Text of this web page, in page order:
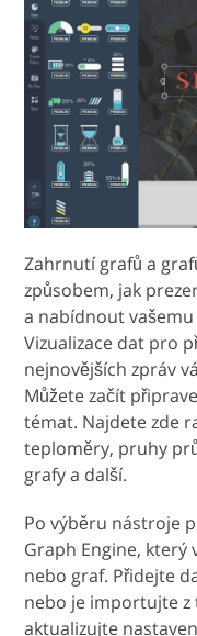
Zahrnutí grafů a
způsobem, jak
a nabídnout
Vizualizace dat pro
nejnovějších zpráv
Můžete začít
témat. Najdete zde
teploměry, pruhy
grafy a další.
Po výběru nástroje
Graph Engine,
nebo graf. Přidejte
nebo je importujte z
aktualizujte